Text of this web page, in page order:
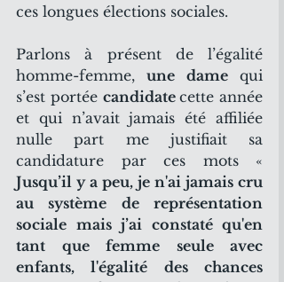
ces longues élections sociales.
Parlons à présent de l’égalité
homme-femme, une dame qui
s’est portée candidate cette année
et qui n’avait jamais été affiliée
nulle part me justifiait sa
Jusqu’il y a peu, je n'ai jamais cru
au système de représentation
sociale mais j’ai constaté qu'en
tant que femme seule avec
enfants, l'égalité des chances